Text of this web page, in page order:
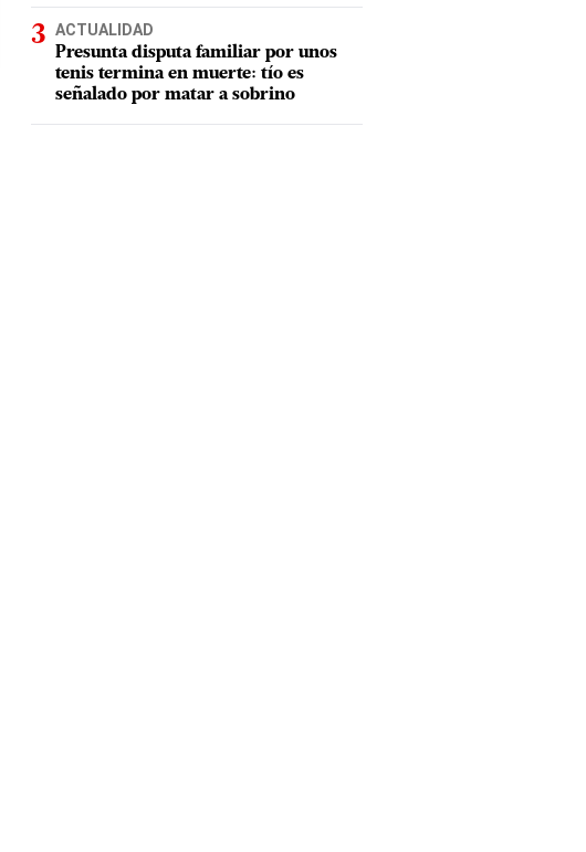
ACTUALIDAD
Presunta disputa familiar por unos
tenis termina en muerte: tío es
señalado por matar a sobrino